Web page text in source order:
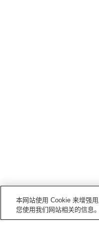
本网站使用 Cookie 来增强
您使用我们网站相关的信息。